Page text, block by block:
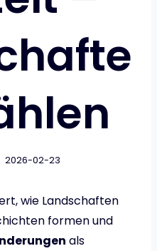
2026-02-23
wie Landschaften
formen und
als